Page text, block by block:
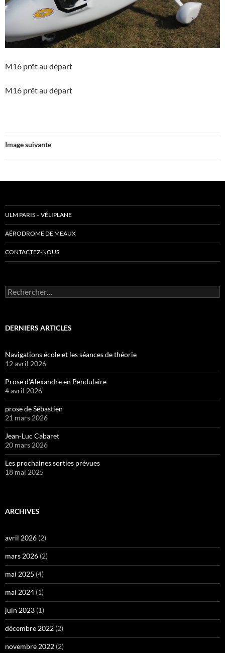
M16 prêt au départ
M16 prêt au départ
Image suivante
ULM PARIS – VÉLIPLANE
AÉRODROME DE MEAUX
CONTACTEZ-NOUS
Rechercher :
DERNIERS ARTICLES
Navigations école et les séances de théorie
12 avril 2026
Prose d’Alexandre en Pendulaire
4 avril 2026
prose de Sébastien
21 mars 2026
Jean-Luc Cabaret
20 mars 2026
Les prochaines sorties prévues
18 mai 2025
ARCHIVES
avril 2026 (2)
mars 2026 (2)
mai 2025 (4)
mai 2024 (1)
juin 2023 (1)
décembre 2022 (2)
novembre 2022 (2)